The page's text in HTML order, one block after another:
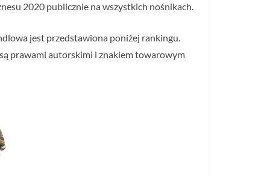
2020 publicznie na wszystkich nośnikach.
jest przedstawiona poniżej rankingu.
prawami autorskimi i znakiem towarowym